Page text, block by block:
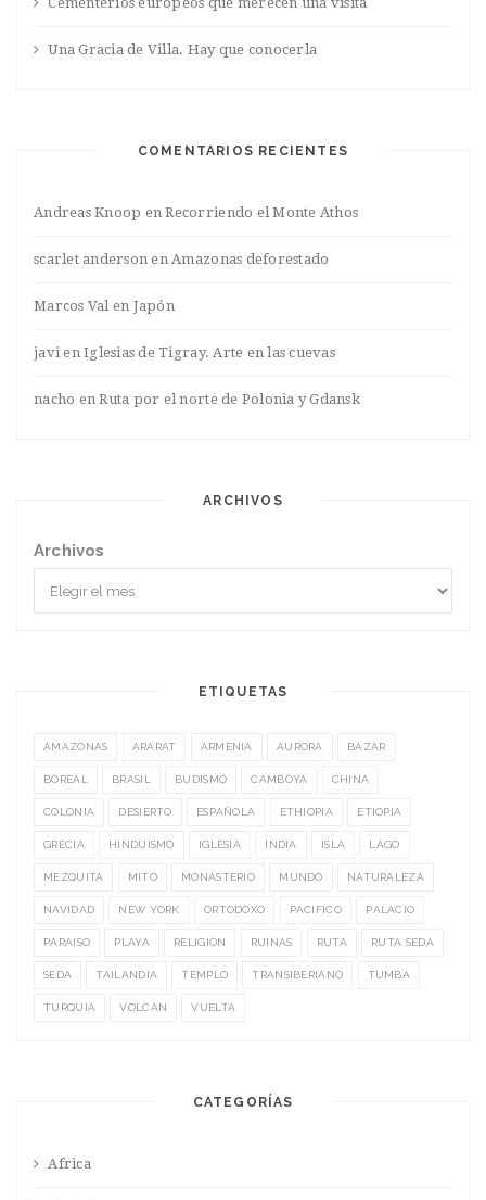
Una Gracia de Villa. Hay que conocerla
COMENTARIOS RECIENTES
Andreas Knoop enRecorriendo el Monte Athos
scarlet anderson enAmazonas deforestado
Marcos Valen Japón
javienIglesias de Tigray. Arte en las cuevas
nacho enRuta por el norte de Polonia y Gdansk
ARCHIVOS
Archivos
ETIQUETAS
AMAZONAS ARARAT ARMENIA AURORA BAZAR
BOREAL BRASIL BUDISMO CAMBOYA CHINA
COLONIA DESIERTO ESPAÑOLA ETHIOPIA ETIOPIA
GRECIA HINDUISMO IGLESIA INDIA ISLA LAGO
MEZQUITA MITO MONASTERIO MUNDO NATURALEZA
NAVIDAD NEW YORK ORTODOXO PACIFICO PALACIO
PARAISO PLAYA RELIGIÓN RUINAS RUTA RUTA SEDA
SEDA TAILANDIA TEMPLO TRANSIBERIANO TUMBA
TURQUÍA VOLCÁN VUELTA
CATEGORÍAS
Africa